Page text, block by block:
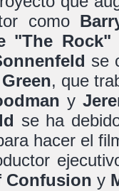
como
"The Rock"
se
, que
y
se ha
hacer el
Confusion y